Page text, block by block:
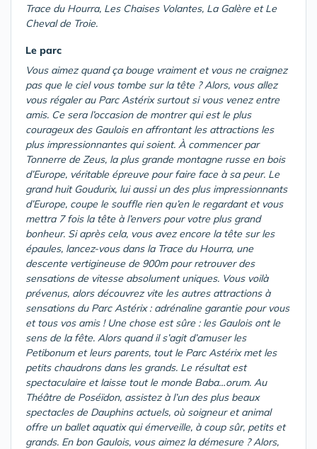
Trace du Hourra, Les Chaises Volantes, La Galère et Le
Cheval de Troie.
Le parc
Vous aimez quand ça bouge vraiment et vous ne craignez
pas que le ciel vous tombe sur la tête ? Alors, vous allez
vous régaler au Parc Astérix surtout si vous venez entre
amis. Ce sera l’occasion de montrer qui est le plus
courageux des Gaulois en affrontant les attractions les
plus impressionnantes qui soient. À commencer par
Tonnerre de Zeus, la plus grande montagne russe en bois
d’Europe, véritable épreuve pour faire face à sa peur. Le
grand huit Goudurix, lui aussi un des plus impressionnants
d’Europe, coupe le souffle rien qu’en le regardant et vous
mettra 7 fois la tête à l’envers pour votre plus grand
bonheur. Si après cela, vous avez encore la tête sur les
épaules, lancez-vous dans la Trace du Hourra, une
descente vertigineuse de 900m pour retrouver des
sensations de vitesse absolument uniques. Vous voilà
prévenus, alors découvrez vite les autres attractions à
sensations du Parc Astérix : adrénaline garantie pour vous
et tous vos amis ! Une chose est sûre : les Gaulois ont le
sens de la fête. Alors quand il s’agit d’amuser les
Petibonum et leurs parents, tout le Parc Astérix met les
petits chaudrons dans les grands. Le résultat est
spectaculaire et laisse tout le monde Baba…orum. Au
Théâtre de Poséïdon, assistez à l’un des plus beaux
spectacles de Dauphins actuels, où soigneur et animal
offre un ballet aquatix qui émerveille, à coup sûr, petits et
grands. En bon Gaulois, vous aimez la démesure ? Alors,